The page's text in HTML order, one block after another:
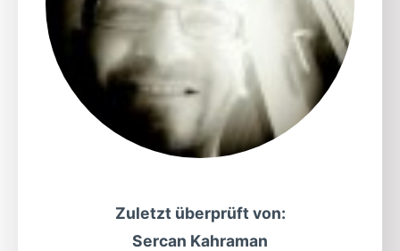
Zuletzt überprüft von:
Sercan Kahraman